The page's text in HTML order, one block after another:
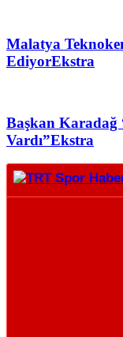
Malatya
EdiyorEkstra
Başkan Karadağ
Vardı”Ekstra